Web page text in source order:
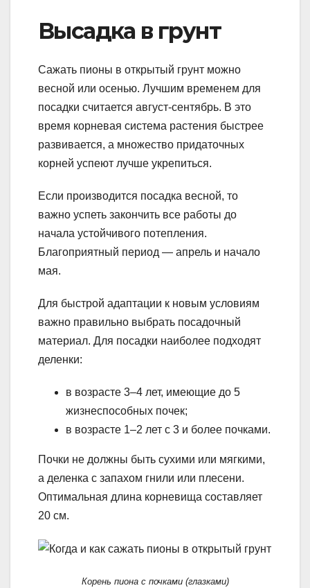
Высадка в грунт
Сажать пионы в открытый грунт можно
весной или осенью. Лучшим временем для
посадки считается август-сентябрь. В это
время корневая система растения быстрее
развивается, а множество придаточных
корней успеют лучше укрепиться.
Если производится посадка весной, то
важно успеть закончить все работы до
начала устойчивого потепления.
Благоприятный период — апрель и начало
мая.
Для быстрой адаптации к новым условиям
важно правильно выбрать посадочный
материал. Для посадки наиболее подходят
деленки:
в возрасте 3–4 лет, имеющие до 5
жизнеспособных почек;
в возрасте 1–2 лет с 3 и более почками.
Почки не должны быть сухими или мягкими,
а деленка с запахом гнили или плесени.
Оптимальная длина корневища составляет
20 см.
Корень пиона с почками (глазками)